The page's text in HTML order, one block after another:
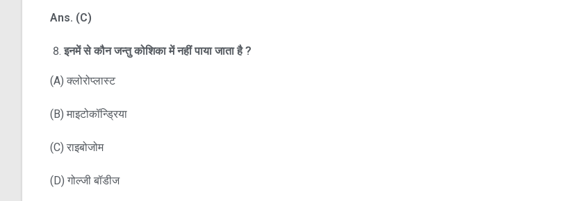
Ans. (C)
इनमें से कौन जन्तु कोशिका में नहीं पाया जाता है?
(A) क्लोरोप्लास्ट
(B) माइटोकॉन्ड्रिया
(C) राइबोजोम
(D) गोल्जी बॉडीज